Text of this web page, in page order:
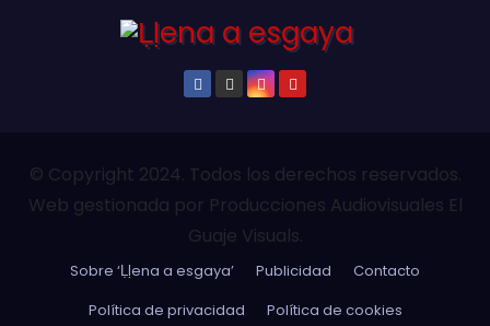
© Copyright 2024. Todos los derechos reservados.
Web gestionada por Producciones Audiovisuales El
Guaje Visuals.
Sobre ‘Ḷḷena a esgaya’ Publicidad
Contacto
Política de privacidad
Política de cookies